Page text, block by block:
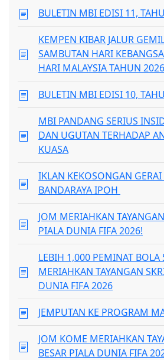
BULETIN MBI EDISI 11,
KEMPEN KIBAR JALUR
SAMBUTAN HARI
HARI MALAYSIA TAHUN 2026
BULETIN MBI EDISI 10,
MBI PANDANG SERIUS
DAN UGUTAN TERHADAP
KUASA
IKLAN KEKOSONGAN
BANDARAYA IPOH
JOM MERIAHKAN
PIALA DUNIA FIFA 2026!
LEBIH 1,000 PEMINAT BOLA
MERIAHKAN TAYANGAN
DUNIA FIFA 2026
JEMPUTAN KE PROGRAM
JOM KOME MERIAHKAN
BESAR PIALA DUNIA FIFA